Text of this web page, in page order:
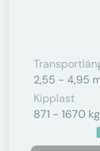
2,55 - 4,95
Kipplast
871 - 1670 kg